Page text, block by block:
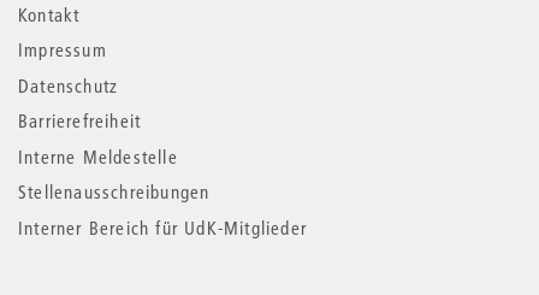
Kontakt
Impressum
Datenschutz
Barrierefreiheit
Interne Meldestelle
Stellenausschreibungen
Interner Bereich für UdK-Mitglieder